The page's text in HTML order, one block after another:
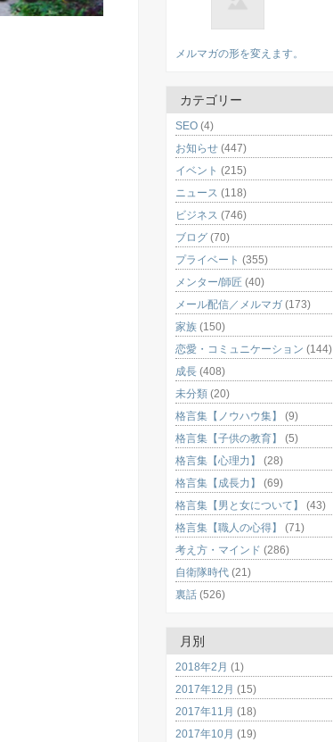
メルマガの形を変えます。
カテゴリー
SEO (4)
お知らせ (447)
イベント (215)
ニュース (118)
ビジネス (746)
ブログ (70)
プライベート (355)
メンター/師匠 (40)
メール配信／メルマガ (173)
家族 (150)
恋愛・コミュニケーション (144)
成長 (408)
未分類 (20)
格言集【ノウハウ集】
(9)
格言集【子供の教育】
(5)
格言集【心理力】
(28)
格言集【成長力】
(69)
格言集【男と女について】
(43)
格言集【職人の心得】
(71)
考え方・マインド (286)
自衛隊時代 (21)
裏話 (526)
月別
2018年2月 (1)
2017年12月 (15)
2017年11月 (18)
2017年10月 (19)